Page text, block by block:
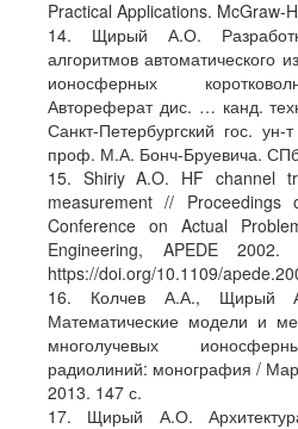
Practical Applications. McGraw-
14. Щирый А.О.
алгоритмов автоматического
ионосферных
Автореферат дис. … канд.
Санкт-Петербургский гос.
проф. М.А. Бонч-Бруевича.
15. Shiriy A.O. HF channel
measurement //
Conference on Actual
Engineering, APEDE
https://doi.org/10.1109/
16. Колчев А.А., Щирый
Математические модели и
многолучевых
радиолиний: монография /
2013. 147 с.
17. Щирый А.О.